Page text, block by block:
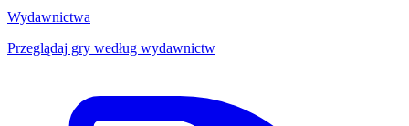
Wydawnictwa
Przeglądaj gry według wydawnictw